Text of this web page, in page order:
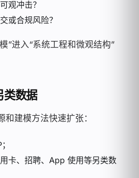
观冲击？
或合规风险？
”进入“系统工程和微观结构”
类数据
建模方法快速扩张：
卡、招聘、App 使用等另类数